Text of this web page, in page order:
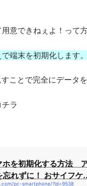
意できねぇよ！って
端末を初期化します。
ことで完全にデータ
ラ
を初期化する方法
忘れずに！ おサイフケ
pc-smartphone/?id=9538